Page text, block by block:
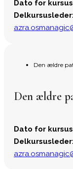
Dato for
Delkursusleder:
Den ældre
Den ældre
Dato for
Delkursusleder: